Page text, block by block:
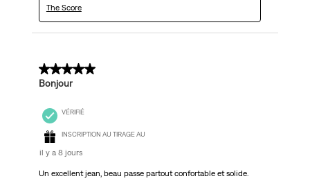
The Score
5 sur 5 étoiles.
Bonjour
VÉRIFIÉ
INSCRIPTION AU TIRAGE AU
il y a 8 jours
Un excellent jean, beau passe partout confortable et solide.